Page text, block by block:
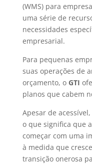
(WMS) para
uma série de
necessidades
empresarial.
Para pequenas
suas operações de
orçamento, o GTI
planos que cabem
Apesar de acessível,
o que significa que
começar com uma
à medida que
transição onerosa